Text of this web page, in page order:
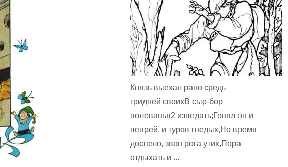
Князь выехал рано средь
гридней своихВ сыр-бор
полеванья2 изведать;Гонял он и
вепрей, и туров гнедых,Но время
доспело, звон рога утих,Пора
отдыхать и ...